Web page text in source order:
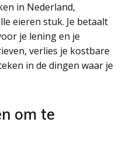
in Nederland,
eieren stuk. Je betaalt
je lening en je
verlies je kostbare
in de dingen waar je
om te